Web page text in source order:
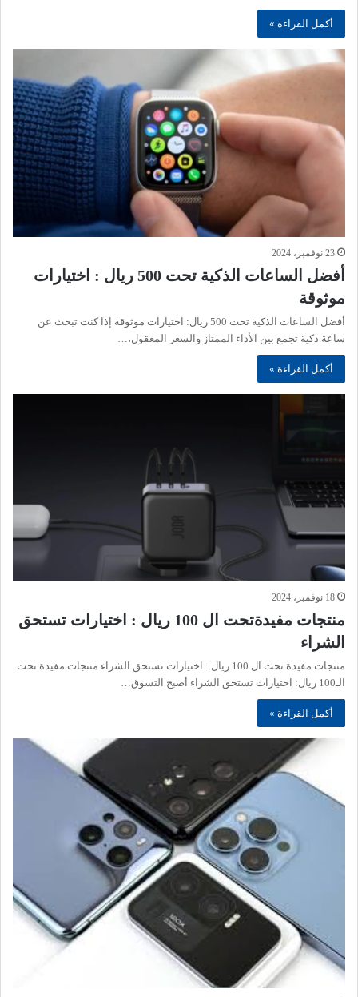
أكمل القراءة »
23 نوفمبر، 2024
أفضل الساعات الذكية تحت 500 ريال : اختيارات
موثوقة
أفضل الساعات الذكية تحت 500 ريال: اختيارات موثوقة إذا كنت تبحث عن
ساعة ذكية تجمع بين الأداء الممتاز والسعر المعقول،…
أكمل القراءة »
18 نوفمبر، 2024
منتجات مفيدةتحت ال 100 ريال : اختيارات تستحق
الشراء
منتجات مفيدة تحت ال 100 ريال : اختيارات تستحق الشراء منتجات مفيدة تحت
الـ100 ريال: اختيارات تستحق الشراء أصبح التسوق…
أكمل القراءة »